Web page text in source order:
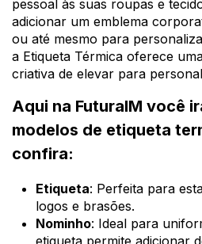
pessoal às suas roupas e
adicionar um emblema
ou até mesmo para
a Etiqueta Térmica oferece
criativa de elevar para
Aqui na FuturaIM você
modelos de etiqueta
confira:
Etiqueta: Perfeita para
logos e brasões.
Nominho: Ideal para
etiqueta permite adicionar